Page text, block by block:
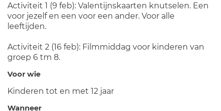
Activiteit 1 (9 feb): Valentijnskaarten knutselen. Een
voor jezelf en een voor een ander. Voor alle
leeftijden.
Activiteit 2 (16 feb): Filmmiddag voor kinderen van
groep 6 tm 8.
Voor wie
Kinderen tot en met 12 jaar
Wanneer